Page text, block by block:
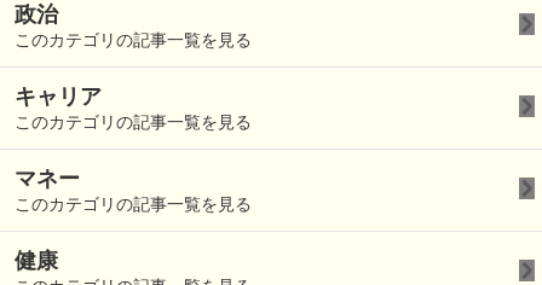
政治
このカテゴリの記事一覧を見る
キャリア
このカテゴリの記事一覧を見る
マネー
このカテゴリの記事一覧を見る
健康